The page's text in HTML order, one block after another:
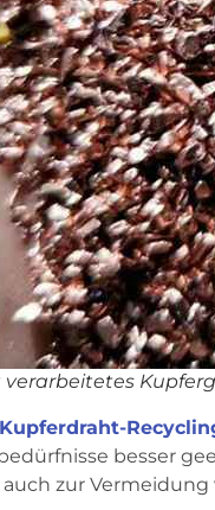
verarbeitetes
besser
zur